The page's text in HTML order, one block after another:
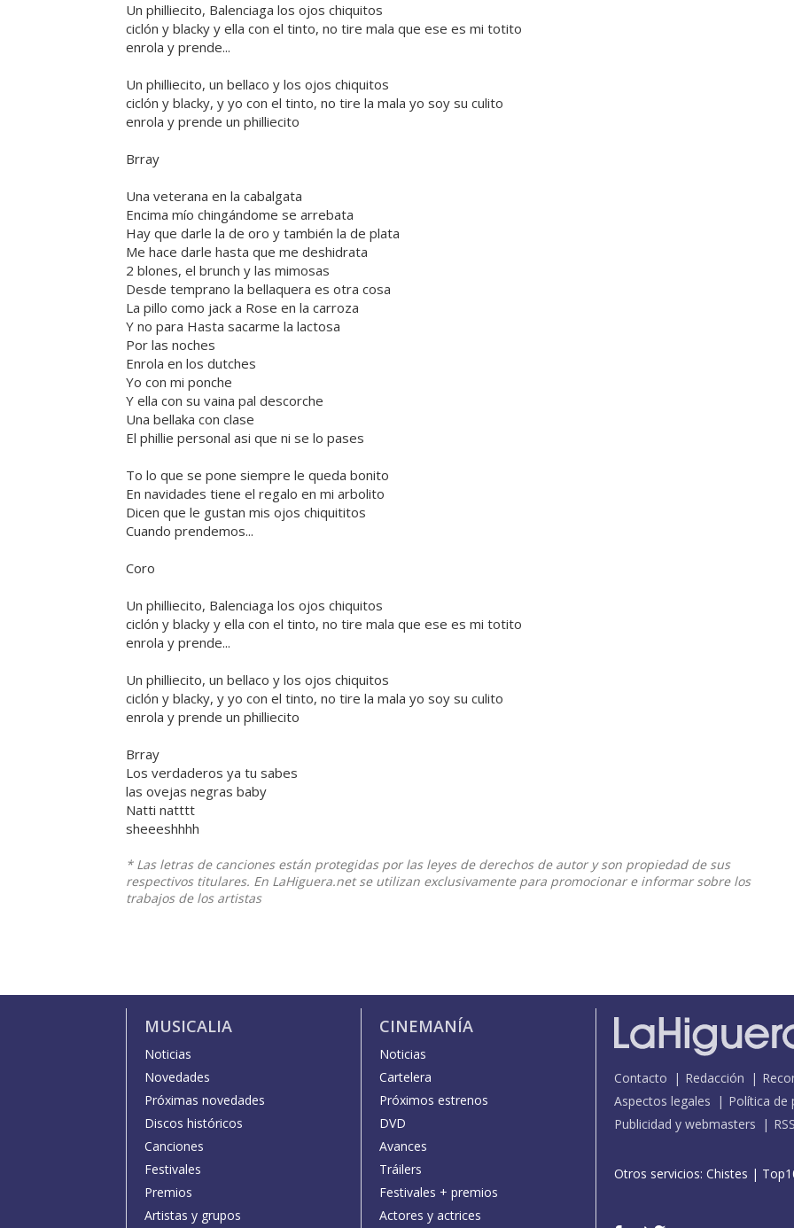
Un philliecito, Balenciaga los ojos chiquitos
ciclón y blacky y ella con el tinto, no tire mala que ese es mi totito
enrola y prende...
Un philliecito, un bellaco y los ojos chiquitos
ciclón y blacky, y yo con el tinto, no tire la mala yo soy su culito
enrola y prende un philliecito
Brray
Una veterana en la cabalgata
Encima mío chingándome se arrebata
Hay que darle la de oro y también la de plata
Me hace darle hasta que me deshidrata
2 blones, el brunch y las mimosas
Desde temprano la bellaquera es otra cosa
La pillo como jack a Rose en la carroza
Y no para Hasta sacarme la lactosa
Por las noches
Enrola en los dutches
Yo con mi ponche
Y ella con su vaina pal descorche
Una bellaka con clase
El phillie personal asi que ni se lo pases
To lo que se pone siempre le queda bonito
En navidades tiene el regalo en mi arbolito
Dicen que le gustan mis ojos chiquititos
Cuando prendemos...
Coro
Un philliecito, Balenciaga los ojos chiquitos
ciclón y blacky y ella con el tinto, no tire mala que ese es mi totito
enrola y prende...
Un philliecito, un bellaco y los ojos chiquitos
ciclón y blacky, y yo con el tinto, no tire la mala yo soy su culito
enrola y prende un philliecito
Brray
Los verdaderos ya tu sabes
las ovejas negras baby
Natti natttt
sheeeshhhh
* Las letras de canciones están protegidas por las leyes de derechos de autor y son propiedad de sus
respectivos titulares. En LaHiguera.net se utilizan exclusivamente para promocionar e informar sobre los
trabajos de los artistas
MUSICALIA
Noticias
Novedades
Próximas novedades
Discos históricos
Canciones
Festivales
Premios
Artistas y grupos
CINEMANÍA
Noticias
Cartelera
Próximos estrenos
DVD
Avances
Tráilers
Festivales + premios
Actores y actrices
Contacto Redacción
Aspectos legales
Política de
Publicidad y webmasters
RSS
Otros servicios: Chistes |